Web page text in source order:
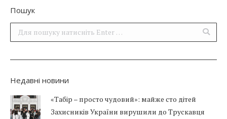
Пошук
Поиск:
Недавні новини
«Табір – просто чудовий»: майже сто дітей
Захисників України вирушили до Трускавця